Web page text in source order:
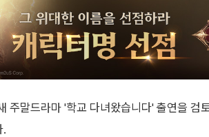
주말드라마 '학교 다녀왔습니다' 출연을 검
.